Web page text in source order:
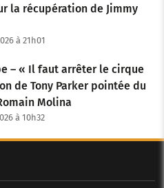
la récupération de Jimmy
à 21h01
– « Il faut arrêter le cirque
de Tony Parker pointée du
Molina
à 10h32